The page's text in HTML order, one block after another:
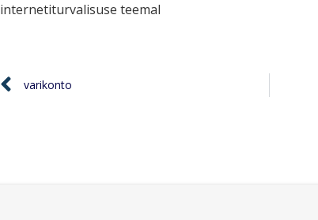
internetiturvalisuse teemal
varikonto